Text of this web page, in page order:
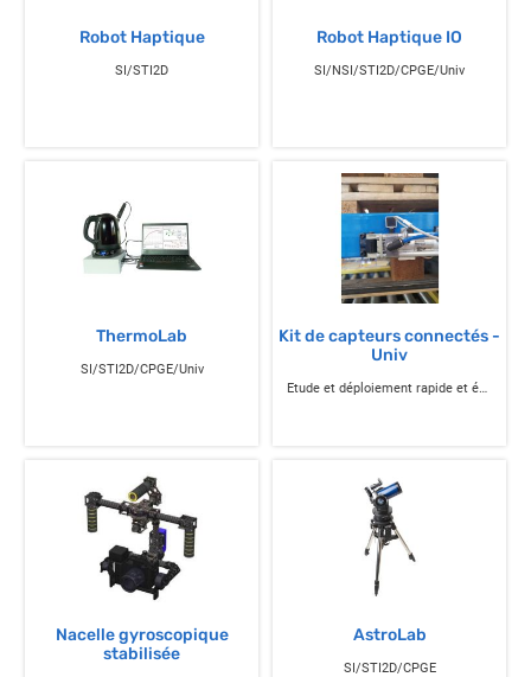
Robot Haptique
SI/STI2D
Robot Haptique IO
SI/NSI/STI2D/CPGE/Univ
ThermoLab
SI/STI2D/CPGE/Univ
Kit de capteurs connectés -
Univ
Etude et déploiement rapide et économique de capteurs IIot au plus près de l'électronique
Nacelle gyroscopique
stabilisée
AstroLab
SI/STI2D/CPGE